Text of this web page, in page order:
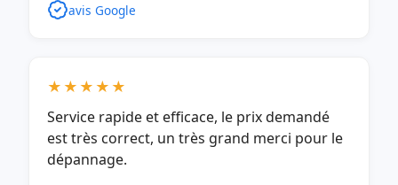
avis Google
★★★★★
Service rapide et efficace, le prix demandé
est très correct, un très grand merci pour le
dépannage.